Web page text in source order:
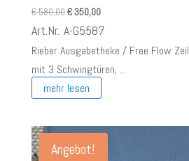
€580,00Ursprünglicher
Preis
€ 580,00
€350,00Aktueller
Preis
€ 350,00.
Art.Nr.: A-G5587
Rieber Ausgabetheke / Free Flow
mit 3 Schwingtüren, ...
mehr lesen
Angebot!